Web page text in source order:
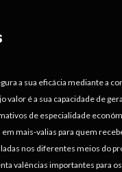
a sua eficácia mediante a
valor é a sua capacidade de
de especialidade
mais-valias para quem
nos diferentes meios do
valências importantes para